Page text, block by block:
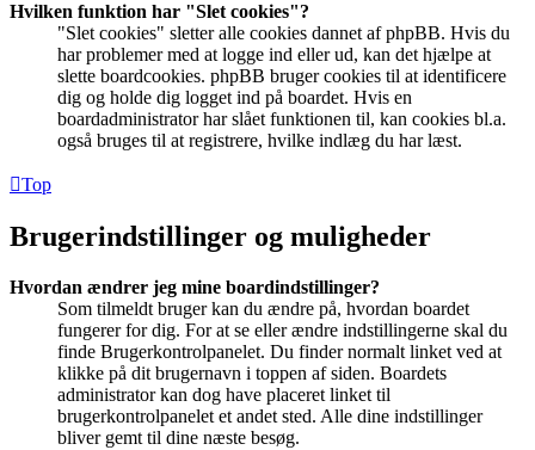
Hvilken funktion har "Slet cookies"?
"Slet cookies" sletter alle cookies dannet af phpBB. Hvis du
har problemer med at logge ind eller ud, kan det hjælpe at
slette boardcookies. phpBB bruger cookies til at identificere
dig og holde dig logget ind på boardet. Hvis en
boardadministrator har slået funktionen til, kan cookies bl.a.
også bruges til at registrere, hvilke indlæg du har læst.
Top
Brugerindstillinger og muligheder
Hvordan ændrer jeg mine boardindstillinger?
Som tilmeldt bruger kan du ændre på, hvordan boardet
fungerer for dig. For at se eller ændre indstillingerne skal du
finde Brugerkontrolpanelet. Du finder normalt linket ved at
klikke på dit brugernavn i toppen af siden. Boardets
administrator kan dog have placeret linket til
brugerkontrolpanelet et andet sted. Alle dine indstillinger
bliver gemt til dine næste besøg.